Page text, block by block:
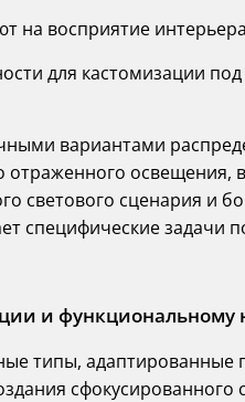
на восприятие
для кастомизации
вариантами
отраженного освещения,
светового сценария и
специфические задачи
и
типы, адаптированные
сфокусированного